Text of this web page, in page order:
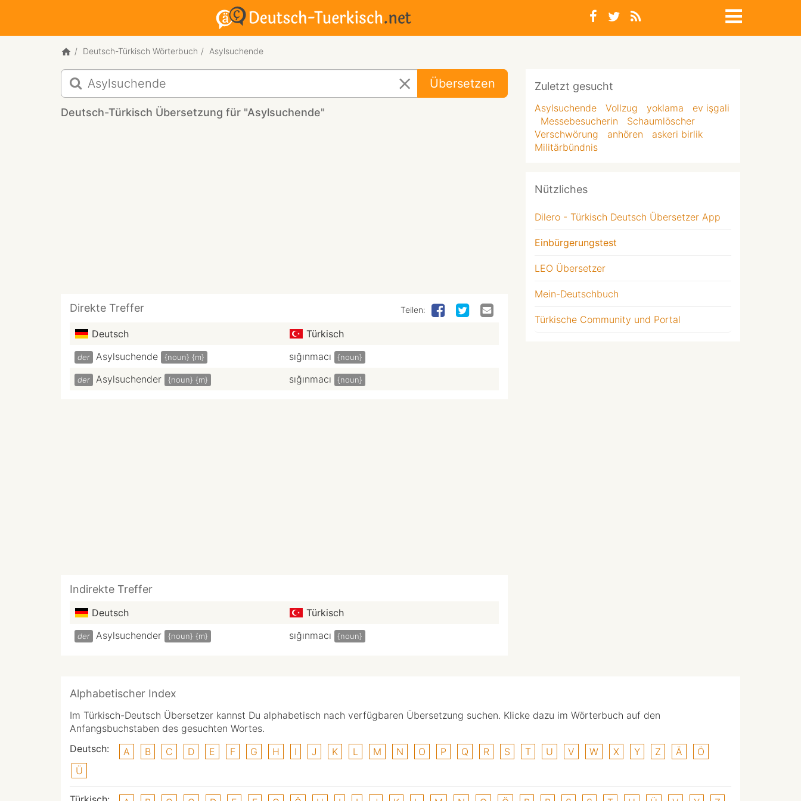
Deutsch-Türkisch Wörterbuch Asylsuchende
Deutsch-
Türkisch
Übersetzung
für
Übersetzen
Deutsch-Türkisch Übersetzung für "Asylsuchende"
Direkte Treffer Teilen:
Deutsch Türkisch
der Asylsuchende {noun} {m} sığınmacı {noun}
der Asylsuchender {noun} {m} sığınmacı {noun}
Indirekte Treffer
Deutsch Türkisch
der Asylsuchender {noun} {m} sığınmacı {noun}
Zuletzt gesucht
Asylsuchende Vollzug yoklama
ev işgali
Messebesucherin
Schaumlöscher
Verschwörung
anhören
askeri birlik
Militärbündnis
Nützliches
Dilero - Türkisch Deutsch Übersetzer App
Einbürgerungstest
LEO Übersetzer
Mein-Deutschbuch
Türkische Community und Portal
Alphabetischer Index
Im Türkisch-Deutsch Übersetzer kannst Du alphabetisch nach verfügbaren Übersetzung suchen. Klicke dazu im Wörterbuch auf den
Anfangsbuchstaben des gesuchten Wortes.
Deutsch:
A B C D E F G H I J K L M N O P Q R S T U V W X Y Z Ä
Ö
Ü